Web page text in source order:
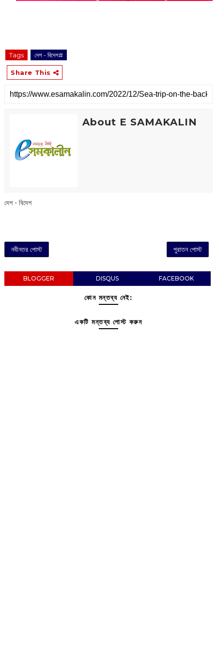
Tags দেশ - বিদেশ#
Share This
About E SAMAKALIN
দেশ - বিদেশ
নবীনতর পোস্ট পুরাতন পোস্ট
BLOGGER DISQUS FACEBOOK
কোন মন্তব্য নেই:
একটি মন্তব্য পোস্ট করুন